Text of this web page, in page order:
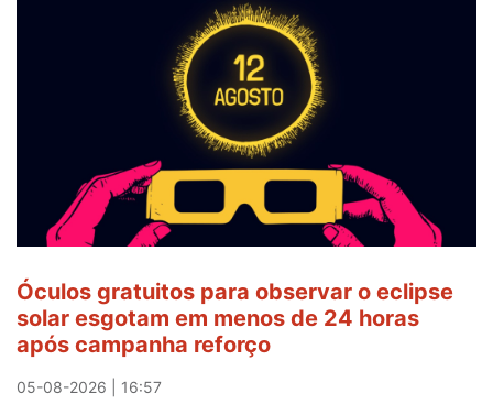
ser
o
quarto
a
a
meta
em
Sintra
Óculos gratuitos para observar o eclipse
solar esgotam em menos de 24 horas
após campanha reforço
05-08-2026 | 16:57